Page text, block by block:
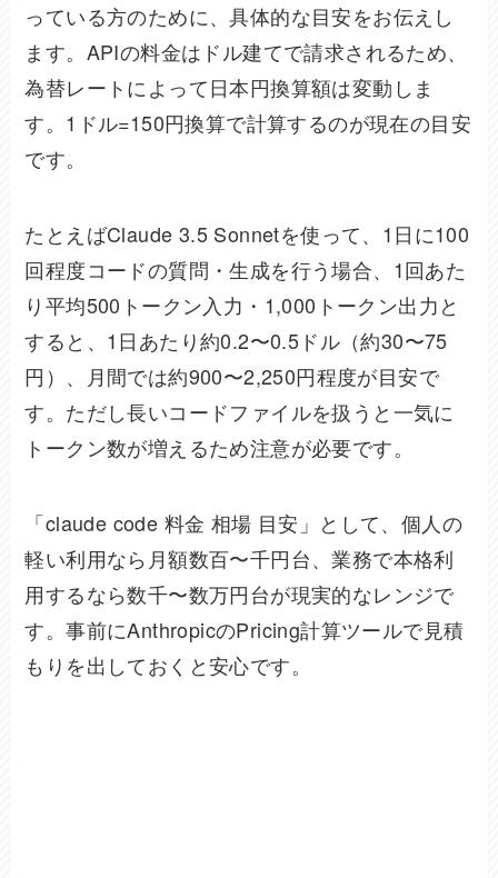
っている方のために、具体的な目安をお伝えし
ます。APIの料金はドル建てで請求されるため、
為替レートによって日本円換算額は変動しま
す。1ドル=150円換算で計算するのが現在の目安
です。
たとえばClaude 3.5 Sonnetを使って、1日に100
回程度コードの質問・生成を行う場合、1回あた
り平均500トークン入力・1,000トークン出力と
すると、1日あたり約0.2〜0.5ドル（約30〜75
円）、月間では約900〜2,250円程度が目安で
す。ただし長いコードファイルを扱うと一気に
トークン数が増えるため注意が必要です。
「claude code 料金 相場 目安」として、個人の
軽い利用なら月額数百〜千円台、業務で本格利
用するなら数千〜数万円台が現実的なレンジで
す。事前にAnthropicのPricing計算ツールで見積
もりを出しておくと安心です。